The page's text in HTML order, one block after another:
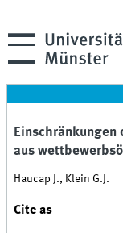
aus
Haucap J., Klein G.J.
Cite as